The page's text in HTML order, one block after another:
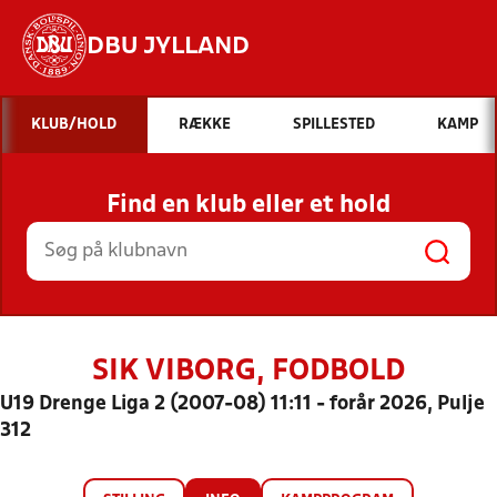
DBU JYLLAND
Hvad vil du søge efter?
INDHOLD OG NYHEDER
STILLINGER, RESULTATER, KLUBBER OG
HOLD
KLUB/HOLD RÆKKE SPILLESTED KAMP
Find en klub eller et hold
SIK VIBORG, FODBOLD
U19 Drenge Liga 2 (2007-08) 11:11 - forår 2026, Pulje
312